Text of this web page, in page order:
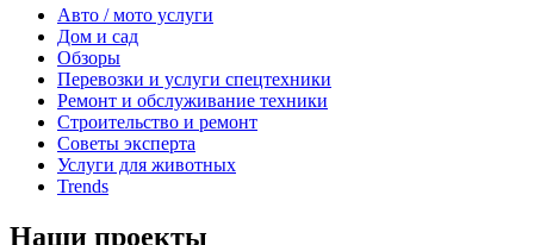
Авто / мото услуги
Дом и сад
Обзоры
Перевозки и услуги спецтехники
Ремонт и обслуживание техники
Строительство и ремонт
Советы эксперта
Услуги для животных
Trends
Наши проекты